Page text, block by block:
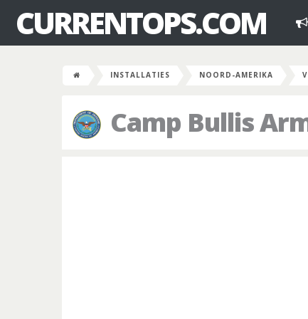
CURRENTOPS.COM
INSTALLATIES NOORD-AMERIKA
Camp Bullis